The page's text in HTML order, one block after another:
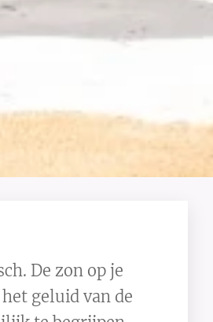
De zon op je
geluid van de